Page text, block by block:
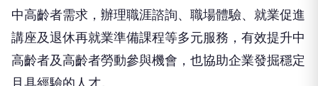
「5050就業網絡合作計畫」自113年推動以來至今